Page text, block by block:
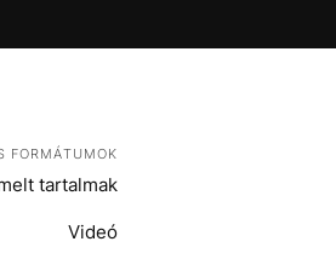
FORMÁTUMOK
tartalmak
Videó